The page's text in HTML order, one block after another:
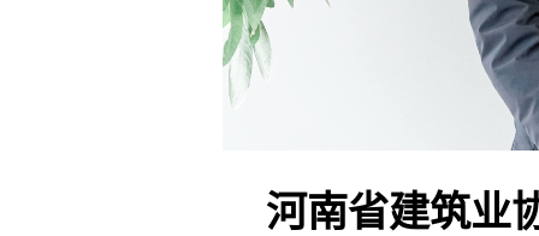
河南省建筑业